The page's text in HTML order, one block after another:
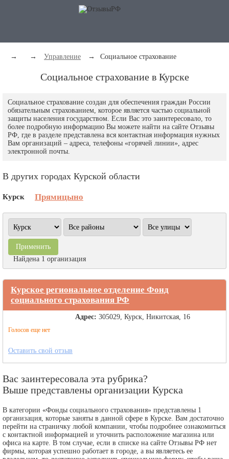
→ → Управление → Социальное страхование
Социальное страхование в Курске
Социальное страхование создан для обеспечения граждан России
обязательным страхованием, которое является частью социальной
защиты населения государством. Если Вас это заинтересовало, то
более подробную информацию Вы можете найти на сайте Отзывы
РФ, где в разделе представлена вся контактная информация нужных
Вам организаций – адреса, телефоны «горячей линии», адрес
электронной почты.
В других городах Курской области
Курск Прямицыно
Найдена 1 организация
Курское региональное отделение Фонд
социального страхования РФ
Голосов еще нет
Адрес: 305029, Курск, Никитская, 16
Оставить свой отзыв
Вас заинтересовала эта рубрика?
Выше представлены организации Курска
В категории «Фонды социального страхования» представлены 1
организация, которые заняты в данной сфере в Курске. Вам достаточно
перейти на страничку любой компании, чтобы подробнее ознакомиться
с контактной информацией и уточнить расположение магазина или
офиса на карте. В том случае, если в списке на сайте Отзывы РФ нет
фирмы, которая успешно работает в городе, а вы являетесь ее